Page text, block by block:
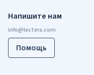
Напишите нам
Помощь